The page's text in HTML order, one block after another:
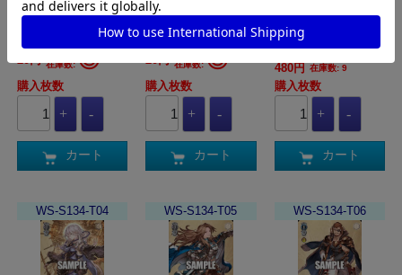
(TD)
20円 在庫数:◎
購入枚数
カート
にかけて シャル
ロ…
20円 在庫数:◎
購入枚数
カート
480円 在庫数: 9
購入枚数
カート
WS-S134-T04 WS-S134-T05 WS-S134-T06